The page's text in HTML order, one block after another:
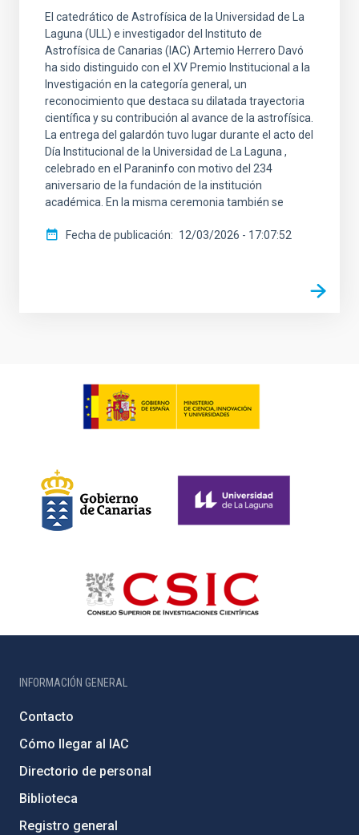
El catedrático de Astrofísica de la Universidad de La
Laguna (ULL) e investigador del Instituto de
Astrofísica de Canarias (IAC) Artemio Herrero Davó
ha sido distinguido con el XV Premio Institucional a la
Investigación en la categoría general, un
reconocimiento que destaca su dilatada trayectoria
científica y su contribución al avance de la astrofísica.
La entrega del galardón tuvo lugar durante el acto del
Día Institucional de la Universidad de La Laguna ,
celebrado en el Paraninfo con motivo del 234
aniversario de la fundación de la institución
académica. En la misma ceremonia también se
Fecha de publicación 12/03/2026 - 17:07:52
INFORMACIÓN GENERAL
Contacto
Cómo llegar al IAC
Directorio de personal
Biblioteca
Registro general